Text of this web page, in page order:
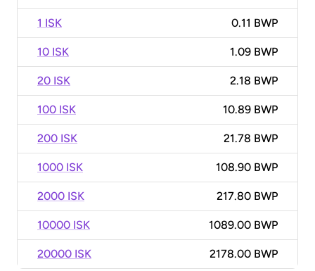
1 ISK 0.11 BWP
10 ISK 1.09 BWP
20 ISK 2.18 BWP
100 ISK 10.89 BWP
200 ISK 21.78 BWP
1000 ISK 108.90 BWP
2000 ISK 217.80 BWP
10000 ISK 1089.00 BWP
20000 ISK 2178.00 BWP